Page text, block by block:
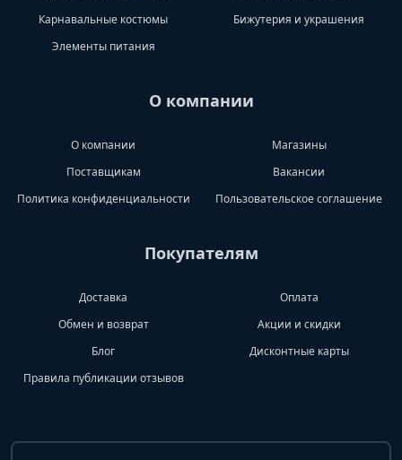
Карнавальные костюмы
Бижутерия и украшения
Элементы питания
О компании
О компании
Магазины
Поставщикам
Вакансии
Политика конфиденциальности
Пользовательское соглашение
Покупателям
Доставка
Оплата
Обмен и возврат
Акции и скидки
Блог
Дисконтные карты
Правила публикации отзывов